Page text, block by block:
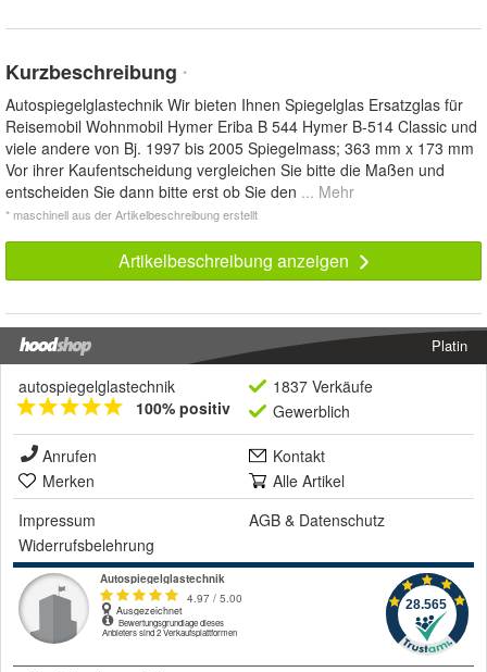
Kurzbeschreibung *
Autospiegelglastechnik Wir bieten Ihnen Spiegelglas Ersatzglas für
Reisemobil Wohnmobil Hymer Eriba B 544 Hymer B-514 Classic und
viele andere von Bj. 1997 bis 2005 Spiegelmass; 363 mm x 173 mm
Vor ihrer Kaufentscheidung vergleichen Sie bitte die Maßen und
entscheiden Sie dann bitte erst ob Sie den ... Mehr
* maschinell aus der Artikelbeschreibung erstellt
Artikelbeschreibung anzeigen
Platin
autospiegelglastechnik
100% positiv
1837 Verkäufe
Gewerblich
Anrufen
Kontakt
Merken
Alle Artikel
Impressum
AGB & Datenschutz
Widerrufsbelehrung